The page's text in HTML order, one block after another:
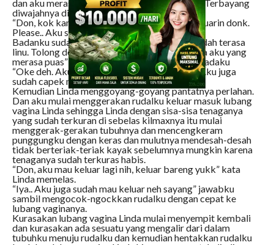
dan aku merasa kasihan melihat dia kecapean. Terbayang
diwajahnya dia begitu lelah.
“Don, kok kamu belum keluar juga sayang. Keluarin donk.
Please.. Aku sudah nggak kuat neh.
Badanku sudah lemes banget dan vaginaku sudah terasa
linu. Tolong donk sayang, aku nggak mau hanya aku yang
merasa puas” kata Linda sambil memohon kepadaku
“Oke deh. Aku emang bentar lagi keluar kok. Aku juga
sudah capek nih” jawabku.
Kemudian Linda menggoyang-goyang pantatnya perlahan.
Dan aku mulai menggerakan rudalku keluar masuk lubang
vagina Linda sehingga Linda dengan sisa-sisa tenaganya
yang sudah terkuran di sebelas kilmaxnya itu mulai
menggerak-gerakan tubuhnya dan mencengkeram
punggungku dengan keras dan mulutnya mendesah-desah
tidak berteriak-teriak kayak sebelumnya mungkin karena
tenaganya sudah terkuras habis.
“Don, aku mau keluar lagi nih, keluar bareng yukk” kata
Linda memelas.
“Iya.. Aku juga sudah mau keluar neh sayang” jawabku
sambil mengocok-ngockkan rudalku dengan cepat ke
lubang vaginanya.
Kurasakan lubang vagina Linda mulai menyempit kembali
dan kurasakan ada sesuatu yang mengalir dari dalam
tubuhku menuju rudalku dan kemudian hentakkan rudalku